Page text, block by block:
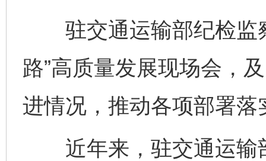
驻交通运输部纪检监
路”高质量发展现场会，
进情况，推动各项部署落
近年来，驻交通运输